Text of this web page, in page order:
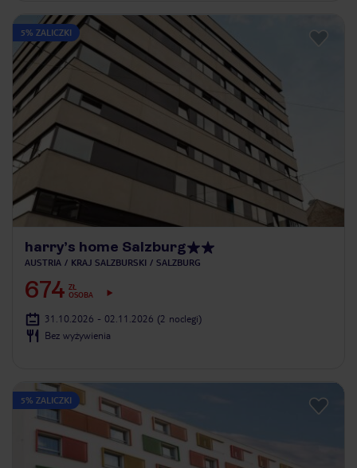
5% ZALICZKI
harry’s home Salzburg
AUSTRIA KRAJ SALZBURSKI SALZBURG
674 ZŁ
OSOBA
31.10.2026 - 02.11.2026 (2 noclegi)
Bez wyżywienia
5% ZALICZKI